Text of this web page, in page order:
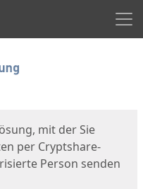
mit der Sie
per Cryptshare-
Person senden